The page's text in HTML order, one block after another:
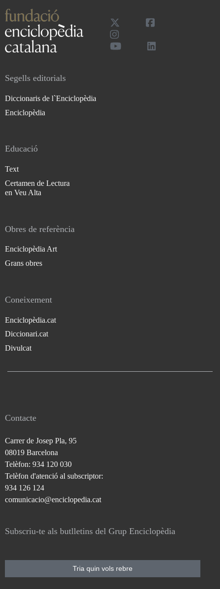
Segells editorials
Diccionaris de l`Enciclopèdia
Enciclopèdia
Educació
Text
Certamen de Lectura
en Veu Alta
Obres de referència
Enciclopèdia Art
Grans obres
Coneixement
Enciclopèdia.cat
Diccionari.cat
Divulcat
Contacte
Carrer de Josep Pla, 95
08019 Barcelona
Telèfon: 934 120 030
Telèfon d'atenció al subscriptor:
934 126 124
comunicacio@enciclopedia.cat
Subscriu-te als butlletins del Grup Enciclopèdia
Tria quin vols rebre